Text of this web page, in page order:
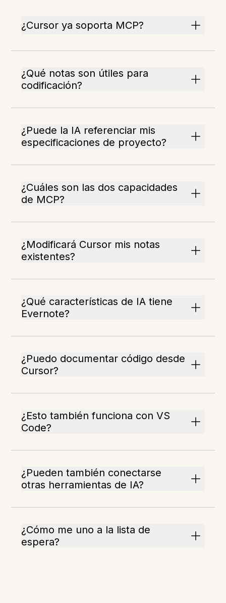
¿Cursor ya soporta MCP?
¿Qué notas son útiles para
codificación?
¿Puede la IA referenciar mis
especificaciones de proyecto?
¿Cuáles son las dos capacidades
de MCP?
¿Modificará Cursor mis notas
existentes?
¿Qué características de IA tiene
Evernote?
¿Puedo documentar código desde
Cursor?
¿Esto también funciona con VS
Code?
¿Pueden también conectarse
otras herramientas de IA?
¿Cómo me uno a la lista de
espera?